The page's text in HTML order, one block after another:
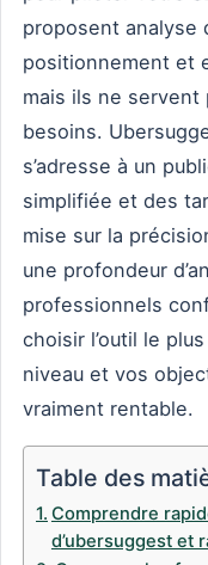
proposent analyse
positionnement et
mais ils ne servent
besoins.
s’adresse à un
simplifiée et des
mise sur la
une profondeur
professionnels
choisir l’outil le
niveau et vos
vraiment rentable.
Table des
Comprendre
d’ubersuggest et